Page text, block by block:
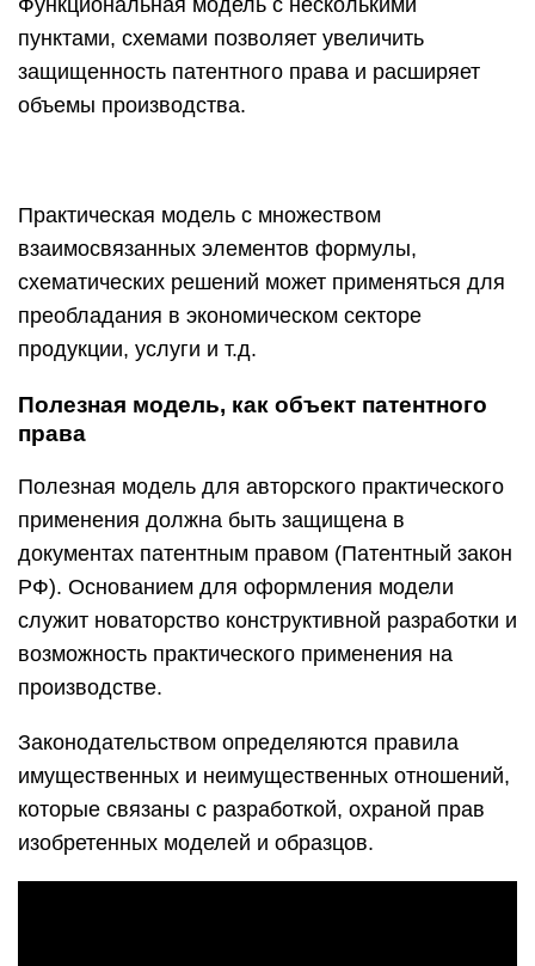
Функциональная модель с несколькими
пунктами, схемами позволяет увеличить
защищенность патентного права и расширяет
объемы производства.
Практическая модель с множеством
взаимосвязанных элементов формулы,
схематических решений может применяться для
преобладания в экономическом секторе
продукции, услуги и т.д.
Полезная модель, как объект патентного
права
Полезная модель для авторского практического
применения должна быть защищена в
документах патентным правом (Патентный закон
РФ). Основанием для оформления модели
служит новаторство конструктивной разработки и
возможность практического применения на
производстве.
Законодательством определяются правила
имущественных и неимущественных отношений,
которые связаны с разработкой, охраной прав
изобретенных моделей и образцов.